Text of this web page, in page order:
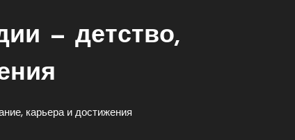
— детство,
карьера и достижения